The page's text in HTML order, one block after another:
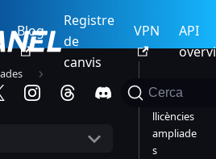
Blog
Registre
de
canvis
VPN
API
Cerca
es de les
llicències
ampliade
s